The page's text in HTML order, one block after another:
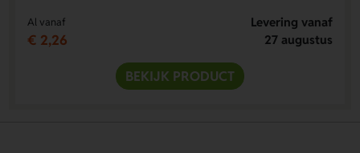
Al vanaf
€ 2,26
Levering vanaf
27 augustus
BEKIJK PRODUCT